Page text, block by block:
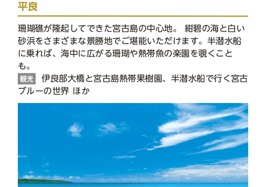
平良
珊瑚礁が隆起してできた宮古島の中心地。 紺碧の海と白い
砂浜をさまざまな景勝地でご堪能いただけます。半潜水船
に乗れば、海中に広がる珊瑚や熱帯魚の楽園を覗くこと
も。
伊良部大橋と宮古島熱帯果樹園、半潜水船で行く宮古
ブルーの世界 ほか